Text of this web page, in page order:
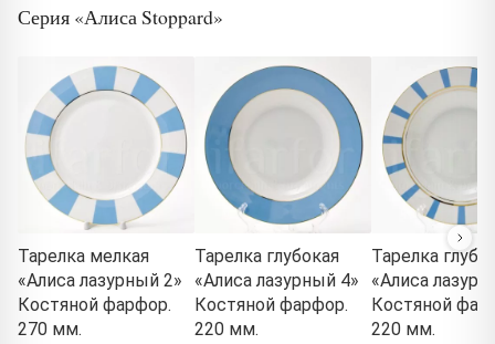
Серия «Алиса Stoppard»
Тарелка мелкая
«Алиса лазурный 2»
Костяной фарфор.
270 мм.
Тарелка глубокая
«Алиса лазурный 4»
Костяной фарфор.
220 мм.
Тарелка
«Алиса
Костяной
220 мм.